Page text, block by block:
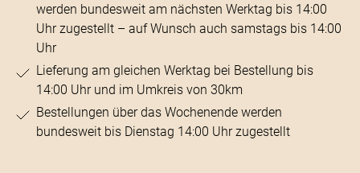
werden bundesweit am nächsten Werktag bis 14:00
Uhr zugestellt – auf Wunsch auch samstags bis 14:00
Uhr
Lieferung am gleichen Werktag bei Bestellung bis
14:00 Uhr und im Umkreis von 30km
Bestellungen über das Wochenende werden
bundesweit bis Dienstag 14:00 Uhr zugestellt